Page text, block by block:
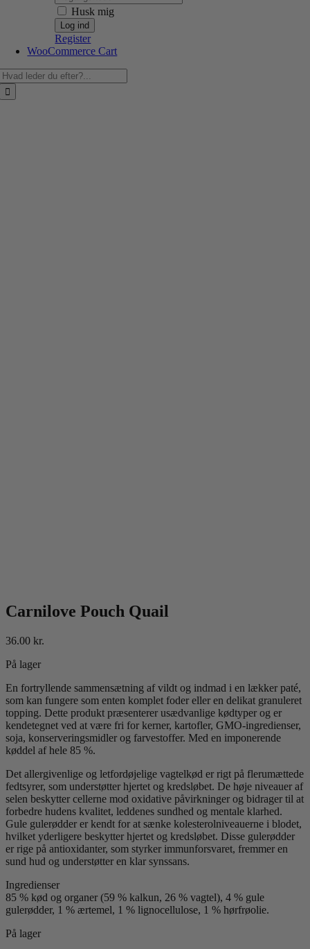
Husk mig
Register
WooCommerce Cart
Carnilove Pouch Quail
36.00 kr.
På lager
En fortryllende sammensætning af vildt og indmad i en lækker paté,
som kan fungere som enten komplet foder eller en delikat granuleret
topping. Dette produkt præsenterer usædvanlige kødtyper og er
kendetegnet ved at være fri for kerner, kartofler, GMO-ingredienser,
soja, konserveringsmidler og farvestoffer. Med en imponerende
køddel af hele 85 %.
Det allergivenlige og letfordøjelige vagtelkød er rigt på flerumættede
fedtsyrer, som understøtter hjertet og kredsløbet. De høje niveauer af
selen beskytter cellerne mod oxidative påvirkninger og bidrager til at
forbedre hudens kvalitet, leddenes sundhed og mentale klarhed.
Gule gulerødder er kendt for at sænke kolesterolniveauerne i blodet,
hvilket yderligere beskytter hjertet og kredsløbet. Disse gulerødder
er rige på antioxidanter, som styrker immunforsvaret, fremmer en
sund hud og understøtter en klar synssans.
Ingredienser
85 % kød og organer (59 % kalkun, 26 % vagtel), 4 % gule
gulerødder, 1 % ærtemel, 1 % lignocellulose, 1 % hørfrøolie.
På lager